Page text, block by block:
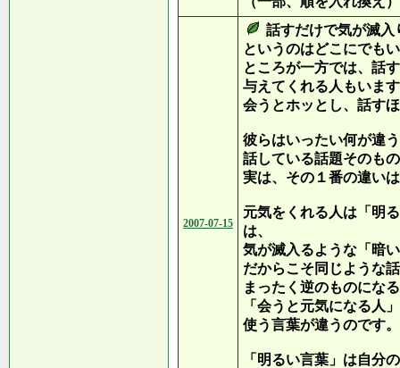
2007-07-15
話すだけで気が滅入
というのはどこにでも
ところが一方では、話
与えてくれる人もいま
会うとホッとし、話す
彼らはいったい何が違
話している話題そのも
実は、その１番の違い
元気をくれる人は「明
は、
気が滅入るような「暗
だからこそ同じような
まったく逆のものにな
「会うと元気になる人
使う言葉が違うのです。
「明るい言葉」は自分